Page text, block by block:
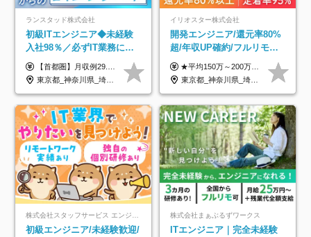
ランスタッド株式会社
初級ITエンジニア◆未経験
入社98％／必ずIT業務に配
属／月収例29.5万円／Web
面接1回／土日面接可/SE
【首都圏】月収例29.5万円（月給26万円＋諸手当） 【東海・関西】月収例28.5万円（月給25万円＋諸手当） 【九州】月収例26万円（月給23万円＋諸手当） ※経験・スキル・前職給与を踏まえ、総合的に判断して決定します。 例：首都圏 月収例31万円（月給27万円＋諸手当） ◆各種手当 ・通勤手当（上限4万円まで） ・残業代手当（1分単位で全額支給） ※固定残業代制は採用しておりません ・深夜勤務手当 ・資格取得支援（ランクに応じてお祝い金1万円～10万円を支給） ◆昇給：年1回 ◆補足 ・研修中1ヶ月間は、時給1670円となります。 ・試用期間6ヶ月あり。その間の待遇に変更はありません。 ※詳細は面接時にご案内します。
東京都_神奈川県_埼玉県_千葉県_大阪府_愛知県_兵庫県_京都府_福岡県
イリオスター株式会社
開発エンジニア/還元率80%
超/年収UP確約/フルリモ
OK/年休130日/平均残業7h/
約2万件の案件から選択
★平均150万～200万円年収UPを実現！ ★前職給与を100％保証！ ★案件内容の開示・明確な評価体制あり ⇒クライアント評価で即昇給を実現したケースも◎ ★年12回（毎月昇給チャンスあり） ■月給35万円～103万円 ※経験・能力・前職給与を考慮し、決定 ※上記給与には月30時間分(6万6500円以上)の固定残業代が含まれます。超過分は手当として別途支給します ※試用期間3ヶ月あり(期間中の給与・待遇面に差異はありません) ▼収入アップの実例をご紹介 ───────────── ★働き方改革をした30代男性（PG） 子どもが生まれたばかりなのに、忙しい現場で残業も月50～60時間が当たり前。 ⇒残業ほぼゼロ＆週3リモートの働き方に！しかも給与もアップ！ ★収入アップした30代男性（PM） 子供が3人いて家計も苦しく、残業代で稼ぐ日々… ⇒残業をたくさんしていた年収額より、100万円以上アップしました！
東京都_神奈川県_埼玉県_千葉県_大阪府_愛知県_北海道_青森県_岩手県_宮城県_秋田県_山形県_福島県_茨城県_栃木県_群馬県_新潟県_山梨県_長野県_富山県_石川県_福井県_静岡県_岐阜県_三重県_兵庫県_京都府_滋賀県_奈良県_和歌山県_広島県_岡山県_鳥取県_島根県_山口県_徳島県_香川県_愛媛県_高知県_福岡県_熊本県_佐賀県_長崎県_大分県_宮崎県_鹿児島県_沖縄県
株式会社スタッフサービス エンジニアリング事業本部
初級エンジニア/未経験歓迎/
株式会社まぁぶるずワークス
ITエンジニア｜完全未経験